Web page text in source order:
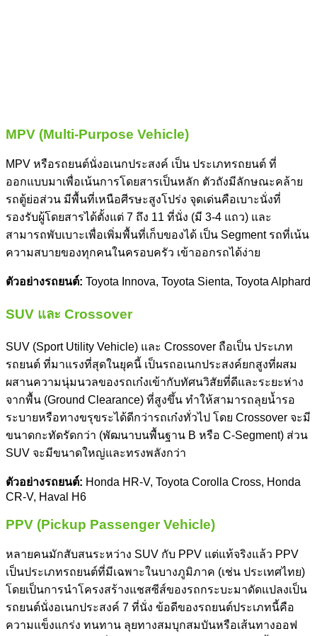
MPV (Multi-Purpose Vehicle)
MPV หรือรถยนต์นั่งอเนกประสงค์ เป็น ประเภทรถยนต์ ที่
ออกแบบมาเพื่อเน้นการโดยสารเป็นหลัก ตัวถังมีลักษณะคล้าย
รถตู้ย่อส่วน มีพื้นที่เหนือศีรษะสูงโปร่ง จุดเด่นคือเบาะนั่งที่
รองรับผู้โดยสารได้ตั้งแต่ 7 ถึง 11 ที่นั่ง (มี 3-4 แถว) และ
สามารถพับเบาะเพื่อเพิ่มพื้นที่เก็บของได้ เป็น Segment รถที่เน้น
ความสบายของทุกคนในครอบครัว เข้าออกรถได้ง่าย
ตัวอย่างรถยนต์: Toyota Innova, Toyota Sienta, Toyota Alphard
SUV และ Crossover
SUV (Sport Utility Vehicle) และ Crossover ถือเป็น ประเภท
รถยนต์ ที่มาแรงที่สุดในยุคนี้ เป็นรถอเนกประสงค์ยกสูงที่ผสม
ผสานความนุ่มนวลของรถเก๋งเข้ากับทัศนวิสัยที่ดีและระยะห่าง
จากพื้น (Ground Clearance) ที่สูงขึ้น ทำให้สามารถลุยน้ำรอ
ระบายหรือทางขรุขระได้ดีกว่ารถเก๋งทั่วไป โดย Crossover จะมี
ขนาดกะทัดรัดกว่า (พัฒนาบนพื้นฐาน B หรือ C-Segment) ส่วน
SUV จะมีขนาดใหญ่และทรงพลังกว่า
ตัวอย่างรถยนต์: Honda HR-V, Toyota Corolla Cross, Honda
CR-V, Haval H6
PPV (Pickup Passenger Vehicle)
หลายคนมักสับสนระหว่าง SUV กับ PPV แต่แท้จริงแล้ว PPV
เป็นประเภทรถยนต์ที่มีเฉพาะในบางภูมิภาค (เช่น ประเทศไทย)
โดยเป็นการนำโครงสร้างแชสซีส์ของรถกระบะมาดัดแปลงเป็น
รถยนต์นั่งอเนกประสงค์ 7 ที่นั่ง ข้อดีของรถยนต์ประเภทนี้คือ
ความแข็งแกร่ง ทนทาน ลุยทางสมบุกสมบันหรือเส้นทางออฟ